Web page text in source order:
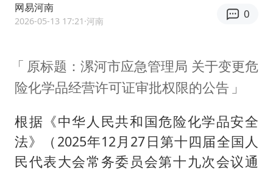
深圳地面沉降致车辆损坏系谣言
泰国一女公务员妆容引争议 本人回应
哪吒汽车南宁工厂设备降价20%拍卖
法国将禁止“未经同意的电话营销”
吉林一“温度计大楼”读数爆表
网易河南
2026-05-13 17:21 ·河南
0
原标题：漯河市应急管理局 关于变更危
险化学品经营许可证审批权限的公告
根据《中华人民共和国危险化学品安全
法》（2025年12月27日第十四届全国人
民代表大会常务委员会第十九次会议通